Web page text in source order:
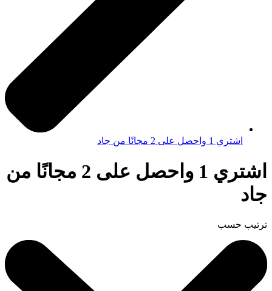
اشتري 1 واحصل على 2 مجانًا من جاد
اشتري 1 واحصل على 2 مجانًا من
جاد
ترتيب حسب